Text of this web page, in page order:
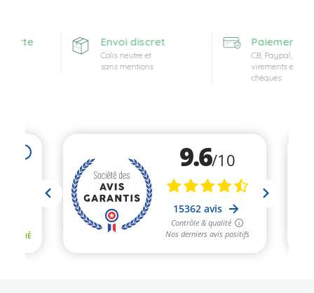
Envoi discret
Colis neutre et
sans mentions
Paiement
CB, Paypal,
virements et
chèques